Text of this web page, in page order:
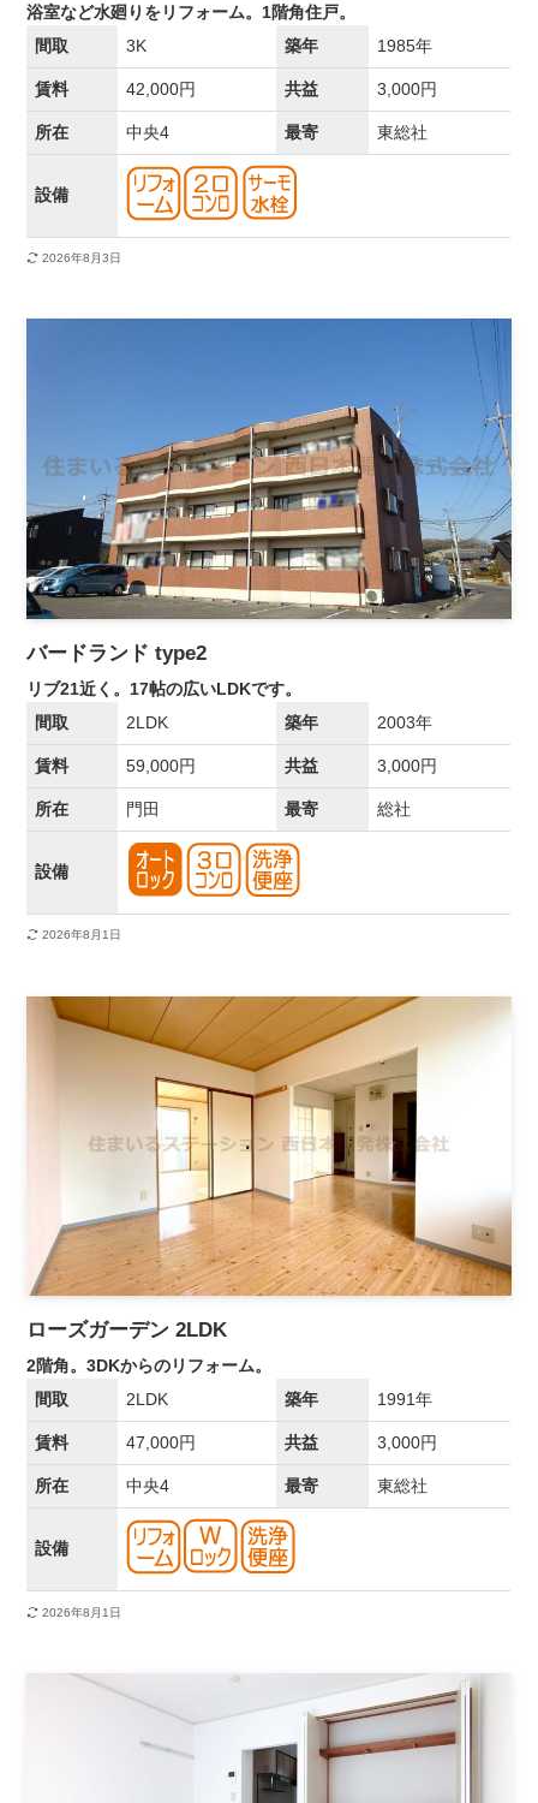
浴室など水廻りをリフォーム。1階角住戸。
間取
3K 築年 1985年
賃料 42,000円 共益 3,000円
所在 中央4 最寄 東総社
設備
2026年8月3日
バードランド type2
リブ21近く。17帖の広いLDKです。
間取
2LDK 築年 2003年
賃料 59,000円 共益 3,000円
所在 門田 最寄 総社
設備
2026年8月1日
ローズガーデン 2LDK
2階角。3DKからのリフォーム。
間取
2LDK 築年 1991年
賃料 47,000円 共益 3,000円
所在 中央4 最寄 東総社
設備
2026年8月1日